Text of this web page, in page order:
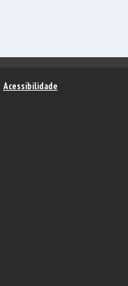
Acessibilidade